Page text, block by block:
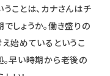
ことは、カナさんはチ
しょうか。働き盛りの
始めているというこ
。早い時期から老後の